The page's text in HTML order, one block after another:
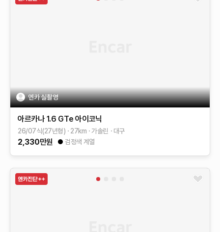
엔카 실촬영
아르카나 1.6 GTe 아이코닉
26/07식(27년형) 27km 가솔린 대구
2,330만원 검정색 계열